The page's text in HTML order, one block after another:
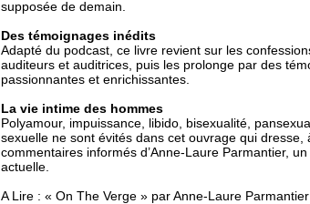
supposée de demain.
Des témoignages inédits
Adapté du podcast, ce livre revient sur les
auditeurs et auditrices, puis les prolonge par des
passionnantes et enrichissantes.
La vie intime des hommes
Polyamour, impuissance, libido, bisexualité,
sexuelle ne sont évités dans cet ouvrage qui
commentaires informés d’Anne-Laure Parmantier,
actuelle.
A Lire : « On The Verge » par Anne-Laure